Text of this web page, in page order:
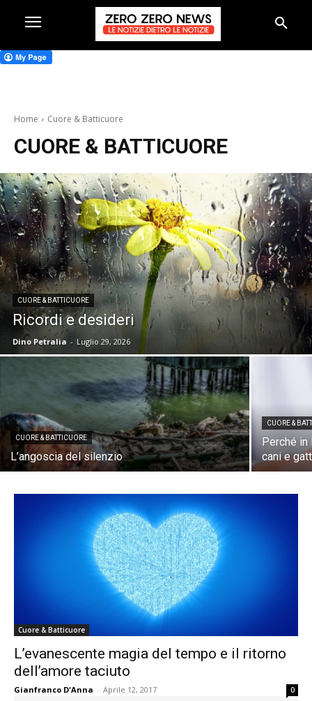
Home Cuore & Batticuore
CUORE & BATTICUORE
CUORE & BATTICUORE
Ricordi e desideri
Dino Petralia - Luglio 29, 2026
CUORE & BATTICUORE
L’angoscia del silenzio
CUORE &
Perché
cani e
Cuore & Batticuore
L’evanescente magia del tempo e il ritorno
dell’amore taciuto
Gianfranco D'Anna - Aprile 12, 2017 0